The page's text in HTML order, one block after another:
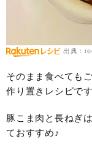
出典：
そのまま食べても
作り置きレシピで
豚こま肉と長ねぎ
ておすすめ♪